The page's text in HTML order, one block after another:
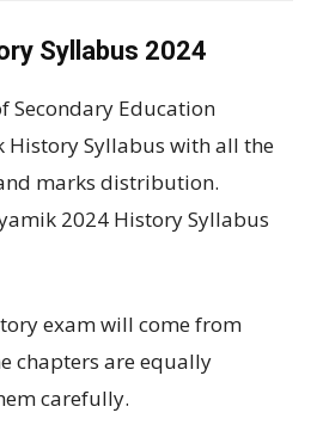
Syllabus 2024
Secondary Education
History Syllabus with all the
marks distribution.
2024 History Syllabus
exam will come from
chapters are equally
carefully.